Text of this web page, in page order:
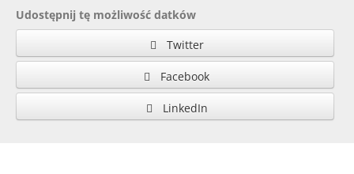
Udostępnij tę możliwość datków
Twitter
Facebook
LinkedIn